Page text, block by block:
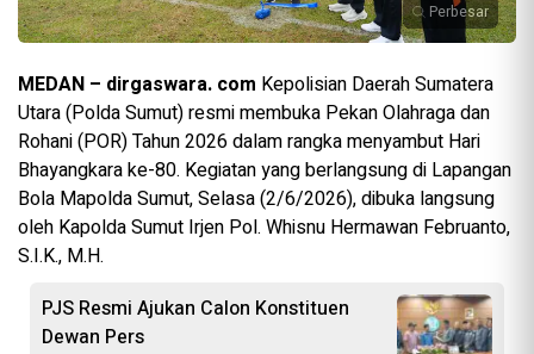
Perbesar
MEDAN – dirgaswara. com Kepolisian Daerah Sumatera
Utara (Polda Sumut) resmi membuka Pekan Olahraga dan
Rohani (POR) Tahun 2026 dalam rangka menyambut Hari
Bhayangkara ke-80. Kegiatan yang berlangsung di Lapangan
Bola Mapolda Sumut, Selasa (2/6/2026), dibuka langsung
oleh Kapolda Sumut Irjen Pol. Whisnu Hermawan Februanto,
S.I.K., M.H.
PJS Resmi Ajukan Calon Konstituen
Dewan Pers